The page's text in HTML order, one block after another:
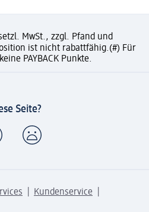
MwSt., zzgl. Pfand und
ist nicht rabattfähig.(#) Für
PAYBACK Punkte.
Seite?
Kundenservice